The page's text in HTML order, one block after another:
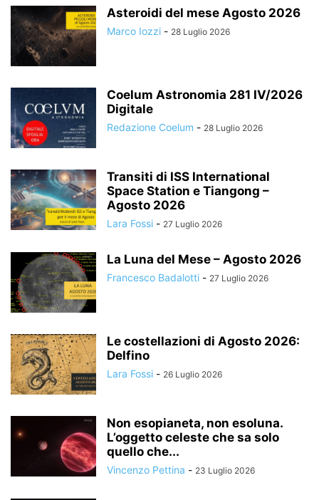
Asteroidi del mese Agosto 2026
Marco Iozzi - 28 Luglio 2026
Coelum Astronomia 281 IV/2026
Digitale
Redazione Coelum - 28 Luglio 2026
Transiti di ISS International
Space Station e Tiangong –
Agosto 2026
Lara Fossi - 27 Luglio 2026
La Luna del Mese – Agosto 2026
Francesco Badalotti - 27 Luglio 2026
Le costellazioni di Agosto 2026:
Delfino
Lara Fossi - 26 Luglio 2026
Non esopianeta, non esoluna.
L’oggetto celeste che sa solo
quello che...
Vincenzo Pettina - 23 Luglio 2026